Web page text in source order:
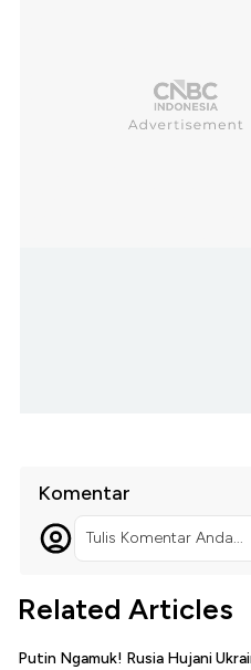
Komentar
Tulis Komentar Anda...
Related Articles
Putin Ngamuk! Rusia Hujani